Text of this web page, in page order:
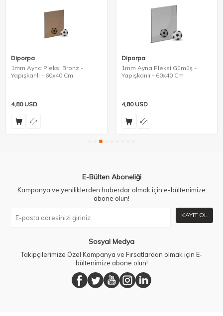
Diporpa
1mm Ayna Pleksi Bronz -
Yapışkanlı - 60x40 Cm
4,80USD
Diporpa
1mm Ayna Pleksi Gümüş -
Yapışkanlı - 60x40 Cm
4,80USD
E-Bülten Aboneliği
Kampanya ve yeniliklerden haberdar olmak için e-bültenimize
abone olun!
KAYIT OL
Sosyal Medya
Takipçilerimize Özel Kampanya ve Fırsatlardan olmak için E-
bültenimize abone olun!